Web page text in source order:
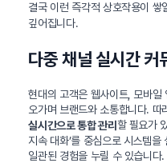
결국 이런 즉각적 상호작용이 쌓
깊어집니다.
다중 채널 실시간 커
현대의 고객은 웹사이트, 모바
오가며 브랜드와 소통합니다.
실시간으로 통합 관리할 필요가
지속 대화’를 중심으로 시스템
일관된 경험을 누릴 수 있습니다.